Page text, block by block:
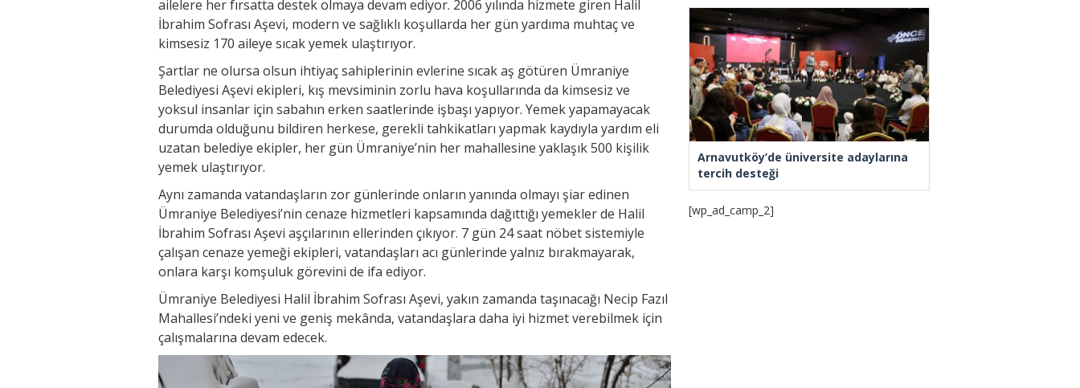
ailelere her fırsatta destek olmaya devam ediyor. 2006 yılında hizmete giren Halil
İbrahim Sofrası Aşevi, modern ve sağlıklı koşullarda her gün yardıma muhtaç ve
kimsesiz 170 aileye sıcak yemek ulaştırıyor.
Şartlar ne olursa olsun ihtiyaç sahiplerinin evlerine sıcak aş götüren Ümraniye
Belediyesi Aşevi ekipleri, kış mevsiminin zorlu hava koşullarında da kimsesiz ve
yoksul insanlar için sabahın erken saatlerinde işbaşı yapıyor. Yemek yapamayacak
durumda olduğunu bildiren herkese, gerekli tahkikatları yapmak kaydıyla yardım eli
uzatan belediye ekipler, her gün Ümraniye’nin her mahallesine yaklaşık 500 kişilik
yemek ulaştırıyor.
Aynı zamanda vatandaşların zor günlerinde onların yanında olmayı şiar edinen
Ümraniye Belediyesi’nin cenaze hizmetleri kapsamında dağıttığı yemekler de Halil
İbrahim Sofrası Aşevi aşçılarının ellerinden çıkıyor. 7 gün 24 saat nöbet sistemiyle
çalışan cenaze yemeği ekipleri, vatandaşları acı günlerinde yalnız bırakmayarak,
onlara karşı komşuluk görevini de ifa ediyor.
Ümraniye Belediyesi Halil İbrahim Sofrası Aşevi, yakın zamanda taşınacağı Necip Fazıl
Mahallesi’ndeki yeni ve geniş mekânda, vatandaşlara daha iyi hizmet verebilmek için
çalışmalarına devam edecek.
Arnavutköy’de üniversite adaylarına
tercih desteği
[wp_ad_camp_2]